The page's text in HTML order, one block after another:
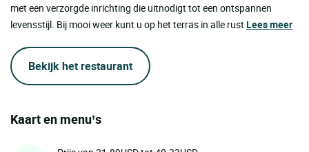
met een verzorgde inrichting die uitnodigt tot een ontspannen
levensstijl. Bij mooi weer kunt u op het terras in alle rust Lees meer
Bekijk het restaurant
Kaart en menu’s